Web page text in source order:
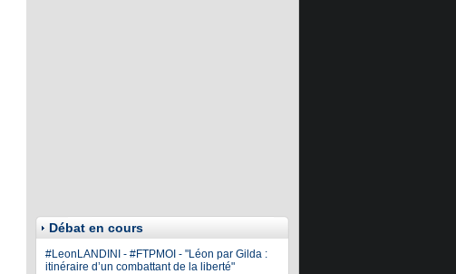
Débat en cours
#LeonLANDINI - #FTPMOI - "Léon par Gilda :
itinéraire d’un combattant de la liberté"